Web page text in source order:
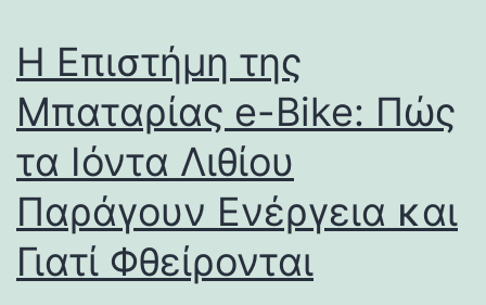
Η Επιστήμη της
Μπαταρίας e-Bike: Πώς
τα Ιόντα Λιθίου
Παράγουν Ενέργεια και
Γιατί Φθείρονται